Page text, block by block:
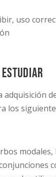
uso
estudiar
los